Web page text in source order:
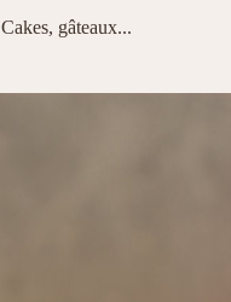
Cakes, gâteaux...